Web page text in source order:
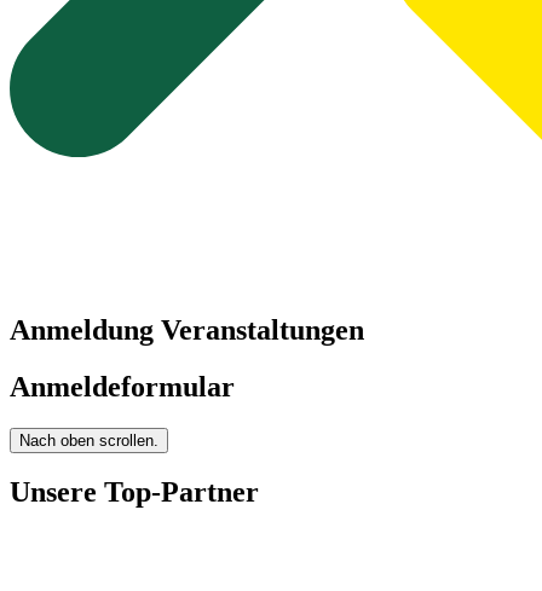
Anmeldung Veranstaltungen
Anmeldeformular
Nach oben scrollen.
Unsere Top-Partner